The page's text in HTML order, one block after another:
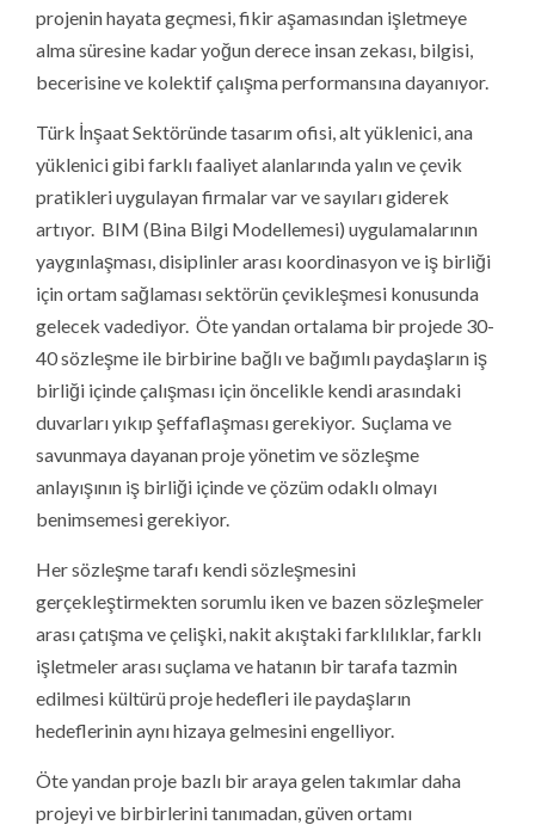
projenin hayata geçmesi, fikir aşamasından işletmeye
alma süresine kadar yoğun derece insan zekası, bilgisi,
becerisine ve kolektif çalışma performansına dayanıyor.
Türk İnşaat Sektöründe tasarım ofisi, alt yüklenici, ana
yüklenici gibi farklı faaliyet alanlarında yalın ve çevik
pratikleri uygulayan firmalar var ve sayıları giderek
artıyor. BIM (Bina Bilgi Modellemesi) uygulamalarının
yaygınlaşması, disiplinler arası koordinasyon ve iş birliği
için ortam sağlaması sektörün çevikleşmesi konusunda
gelecek vadediyor. Öte yandan ortalama bir projede 30-
40 sözleşme ile birbirine bağlı ve bağımlı paydaşların iş
birliği içinde çalışması için öncelikle kendi arasındaki
duvarları yıkıp şeffaflaşması gerekiyor. Suçlama ve
savunmaya dayanan proje yönetim ve sözleşme
anlayışının iş birliği içinde ve çözüm odaklı olmayı
benimsemesi gerekiyor.
Her sözleşme tarafı kendi sözleşmesini
gerçekleştirmekten sorumlu iken ve bazen sözleşmeler
arası çatışma ve çelişki, nakit akıştaki farklılıklar, farklı
işletmeler arası suçlama ve hatanın bir tarafa tazmin
edilmesi kültürü proje hedefleri ile paydaşların
hedeflerinin aynı hizaya gelmesini engelliyor.
Öte yandan proje bazlı bir araya gelen takımlar daha
projeyi ve birbirlerini tanımadan, güven ortamı